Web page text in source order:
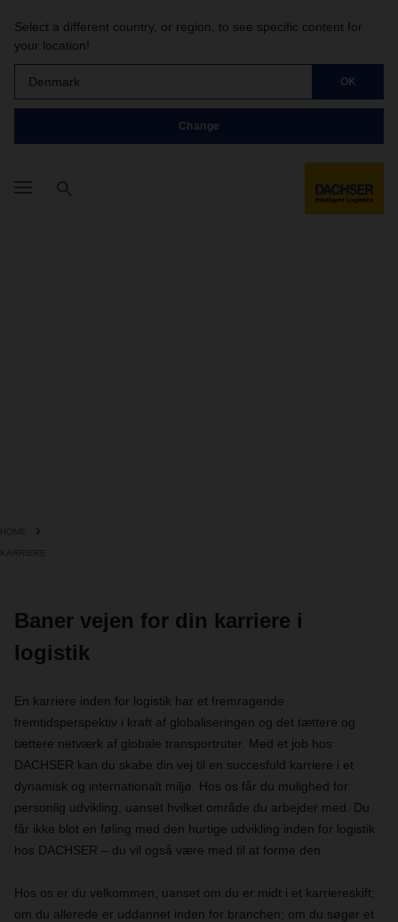
Select a different country, or region, to see specific content for
your location!
Denmark OK
Change
HOME
KARRIERE
Baner vejen for din karriere i
logistik
En karriere inden for logistik har et fremragende
fremtidsperspektiv i kraft af globaliseringen og det tættere og
tættere netværk af globale transportruter. Med et job hos
DACHSER kan du skabe din vej til en succesfuld karriere i et
dynamisk og internationalt miljø. Hos os får du mulighed for
personlig udvikling, uanset hvilket område du arbejder med. Du
får ikke blot en føling med den hurtige udvikling inden for logistik
hos DACHSER – du vil også være med til at forme den.
Hos os er du velkommen, uanset om du er midt i et karriereskift;
om du allerede er uddannet inden for branchen; om du søger et